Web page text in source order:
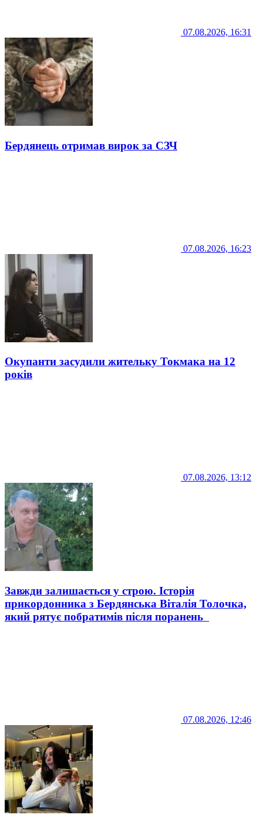
07.08.2026, 16:31
Бердянець отримав вирок за СЗЧ
07.08.2026, 16:23
Окупанти засудили жительку Токмака на 12
років
07.08.2026, 13:12
Завжди залишається у строю. Історія
прикордонника з Бердянська Віталія Толочка,
який рятує побратимів після поранень
07.08.2026, 12:46